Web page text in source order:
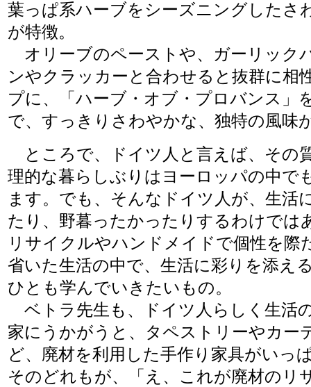
葉っぱ系ハーブをシーズニングしたさ
が特徴。
オリーブのペーストや、ガーリック
ンやクラッカーと合わせると抜群に相
プに、「ハーブ・オブ・プロバンス」
で、すっきりさわやかな、独特の風味
ところで、ドイツ人と言えば、その
理的な暮らしぶりはヨーロッパの中で
ます。でも、そんなドイツ人が、生活
たり、野暮ったかったりするわけでは
リサイクルやハンドメイドで個性を際
省いた生活の中で、生活に彩りを添え
ひとも学んでいきたいもの。
ベトラ先生も、ドイツ人らしく生活
家にうかがうと、タペストリーやカー
ど、廃材を利用した手作り家具がいっ
そのどれもが、「え、これが廃材のリ